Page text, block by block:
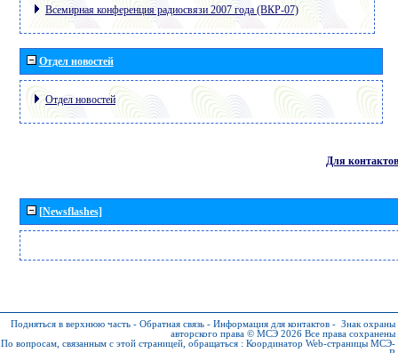
Всемирная конференция радиосвязи 2007 года (ВКР-07)
Отдел новостей
Отдел новостей
Для контактов
[Newsflashes]
Подняться в верхнюю часть - Обратная связь - Информация для контактов - Знак охраны
авторского права © МСЭ 2026 Все права сохранены
По вопросам, связанным с этой страницей, обращаться : Координатор Web-страницы МСЭ-